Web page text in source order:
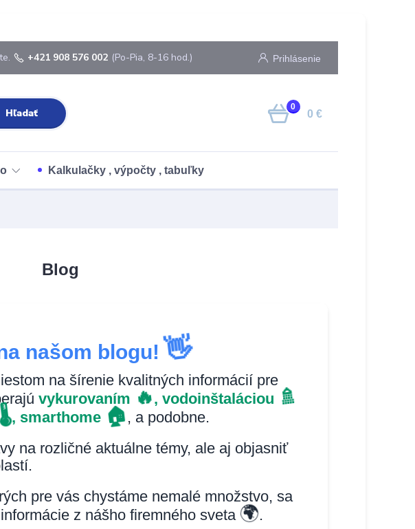
Prihlásenie
Hľadať
+421 908 576 002 (Po-Pia, 8-16 hod.)
0
0 €
Kalkulačky , výpočty , tabuľky
Blog
našom blogu! 👋
na šírenie kvalitných informácií pre
vykurovaním 🔥, vodoinštaláciou 🚿
🌡️, smarthome 🏠, a podobne.
na rozličné aktuálne témy, ale aj objasniť
pre vás chystáme nemalé množstvo, sa
z nášho firemného sveta🌍.